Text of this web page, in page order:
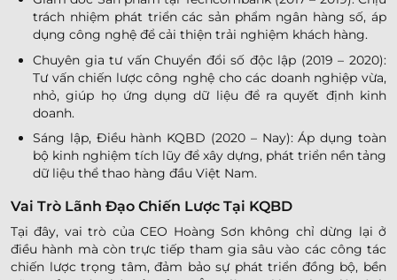
trách nhiệm phát triển các sản phẩm ngân hàng số, áp
dụng công nghệ để cải thiện trải nghiệm khách hàng.
Chuyên gia tư vấn Chuyển đổi số độc lập (2019 – 2020):
Tư vấn chiến lược công nghệ cho các doanh nghiệp vừa,
nhỏ, giúp họ ứng dụng dữ liệu để ra quyết định kinh
doanh.
Sáng lập, Điều hành KQBD (2020 – Nay): Áp dụng toàn
bộ kinh nghiệm tích lũy để xây dựng, phát triển nền tảng
dữ liệu thể thao hàng đầu Việt Nam.
Vai Trò Lãnh Đạo Chiến Lược Tại KQBD
Tại đây, vai trò của CEO Hoàng Sơn không chỉ dừng lại ở
điều hành mà còn trực tiếp tham gia sâu vào các công tác
chiến lược trọng tâm, đảm bảo sự phát triển đồng bộ, bền